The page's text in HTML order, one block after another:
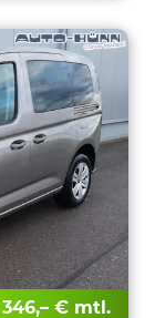
€ mtl.